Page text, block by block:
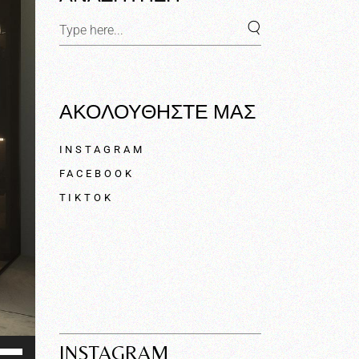
ΑΚΟΛΟΥΘΗΣΤΕ ΜΑΣ
INSTAGRAM
FACEBOOK
TIKTOK
INSTAGRAM